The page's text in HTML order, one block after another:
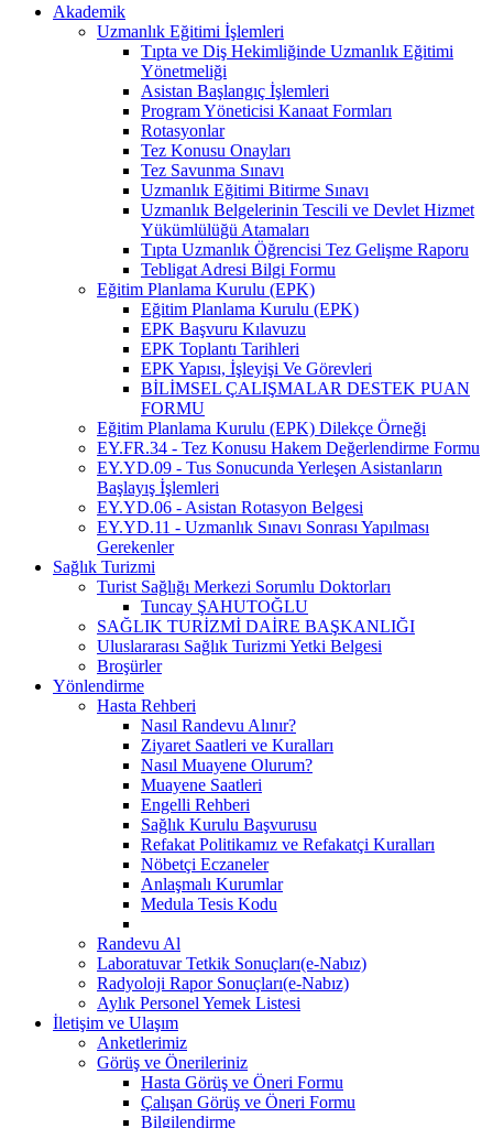
Akademik
Uzmanlık Eğitimi İşlemleri
Tıpta ve Diş Hekimliğinde Uzmanlık Eğitimi
Yönetmeliği
Asistan Başlangıç İşlemleri
Program Yöneticisi Kanaat Formları
Rotasyonlar
Tez Konusu Onayları
Tez Savunma Sınavı
Uzmanlık Eğitimi Bitirme Sınavı
Uzmanlık Belgelerinin Tescili ve Devlet Hizmet
Yükümlülüğü Atamaları
Tıpta Uzmanlık Öğrencisi Tez Gelişme Raporu
Tebligat Adresi Bilgi Formu
Eğitim Planlama Kurulu (EPK)
Eğitim Planlama Kurulu (EPK)
EPK Başvuru Kılavuzu
EPK Toplantı Tarihleri
EPK Yapısı, İşleyişi Ve Görevleri
BİLİMSEL ÇALIŞMALAR DESTEK PUAN
FORMU
Eğitim Planlama Kurulu (EPK) Dilekçe Örneği
EY.FR.34 - Tez Konusu Hakem Değerlendirme Formu
EY.YD.09 - Tus Sonucunda Yerleşen Asistanların
Başlayış İşlemleri
EY.YD.06 - Asistan Rotasyon Belgesi
EY.YD.11 - Uzmanlık Sınavı Sonrası Yapılması
Gerekenler
Sağlık Turizmi
Turist Sağlığı Merkezi Sorumlu Doktorları
Tuncay ŞAHUTOĞLU
SAĞLIK TURİZMİ DAİRE BAŞKANLIĞI
Uluslararası Sağlık Turizmi Yetki Belgesi
Broşürler
Yönlendirme
Hasta Rehberi
Nasıl Randevu Alınır?
Ziyaret Saatleri ve Kuralları
Nasıl Muayene Olurum?
Muayene Saatleri
Engelli Rehberi
Sağlık Kurulu Başvurusu
Refakat Politikamız ve Refakatçi Kuralları
Nöbetçi Eczaneler
Anlaşmalı Kurumlar
Medula Tesis Kodu
Randevu Al
Laboratuvar Tetkik Sonuçları(e-Nabız)
Radyoloji Rapor Sonuçları(e-Nabız)
Aylık Personel Yemek Listesi
İletişim ve Ulaşım
Anketlerimiz
Görüş ve Önerileriniz
Hasta Görüş ve Öneri Formu
Çalışan Görüş ve Öneri Formu
Bilgilendirme